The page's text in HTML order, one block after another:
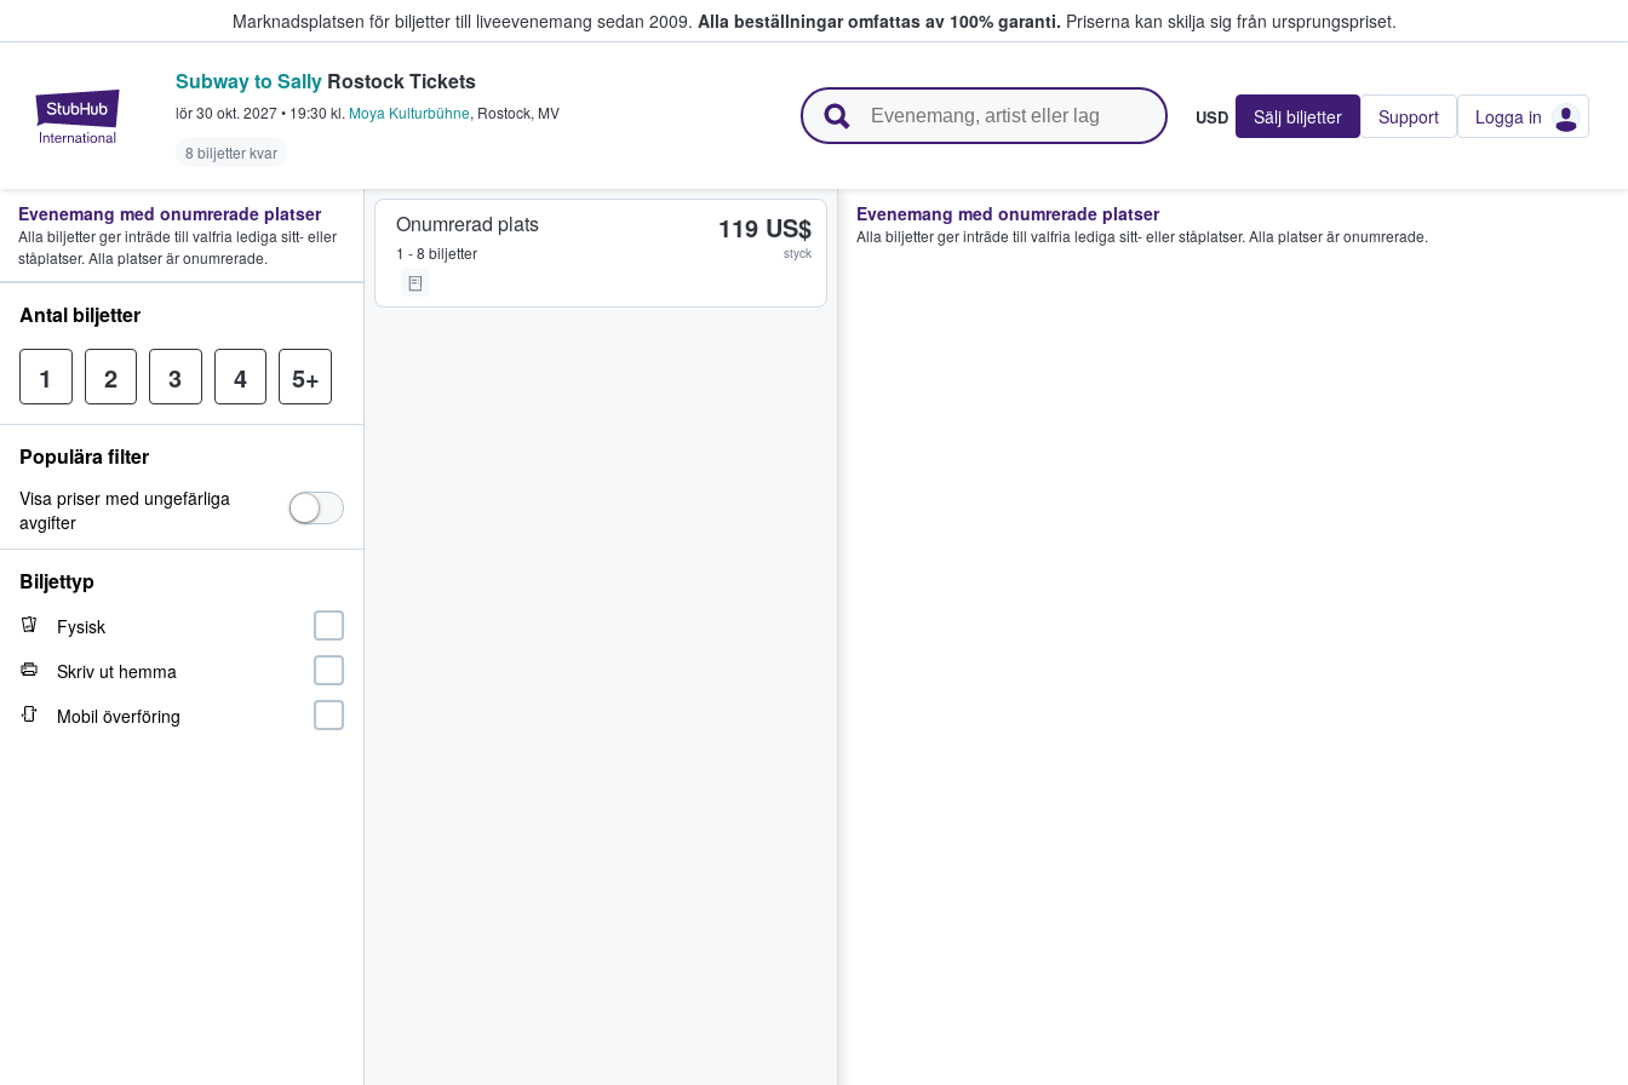
Marknadsplatsen för biljetter till liveevenemang sedan 2009. Alla beställningar omfattas av 100% garanti. Priserna kan skilja sig från ursprungspriset.
StubHub – där fans köper och säljer biljetter.
Subway to Sally Rostock Tickets
lör 30 okt. 2027• 19:30 kl. Moya Kulturbühne, Rostock, MV
8 biljetter kvar
USD Sälj biljetter Support Logga in
Onumrerad plats
1 - 8 biljetter
119 US$
styck
Evenemang med onumrerade platser
Alla biljetter ger inträde till valfria lediga sitt- eller ståplatser. Alla platser är onumrerade.
Evenemang med onumrerade platser
Alla biljetter ger inträde till valfria lediga sitt- eller
ståplatser. Alla platser är onumrerade.
Antal biljetter
1 2 3 4 5+
Populära filter
Visa priser med ungefärliga
avgifter
Biljettyp
Fysisk
Skriv ut hemma
Mobil överföring